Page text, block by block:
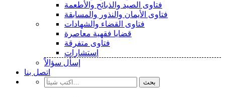
فتاوى الصيد والذبائح والأطعمة
فتاوى الأيمان والنذور والمسابقة
فتاوى القضاء والشهادات
قضايا فقهية معاصرة
فتاوى متفرقة
استشارات
إسأل سؤالاً
اتصل بنا
بحث